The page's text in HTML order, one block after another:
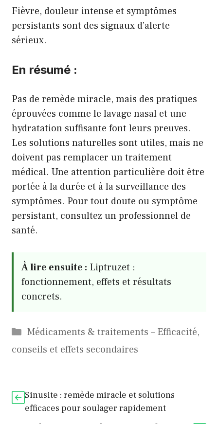
Fièvre, douleur intense et symptômes
persistants sont des signaux d’alerte
sérieux.
En résumé :
Pas de remède miracle, mais des pratiques
éprouvées comme le lavage nasal et une
hydratation suffisante font leurs preuves.
Les solutions naturelles sont utiles, mais ne
doivent pas remplacer un traitement
médical. Une attention particulière doit être
portée à la durée et à la surveillance des
symptômes. Pour tout doute ou symptôme
persistant, consultez un professionnel de
santé.
À lire ensuite : Liptruzet :
fonctionnement, effets et résultats
concrets.
Catégories
Médicaments & traitements – Efficacité,
conseils et effets secondaires
Sinusite : remède miracle et solutions
efficaces pour soulager rapidement